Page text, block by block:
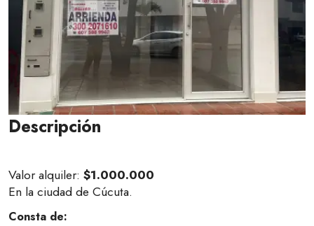
Descripción
Valor alquiler: $1.000.000
En la ciudad de Cúcuta.
Consta de: